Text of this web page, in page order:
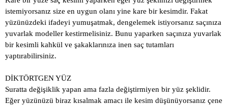
istemiyorsanız size en uygun olanı yine kare bir kesimdir. Fakat
yüzünüzdeki ifadeyi yumuşatmak, dengelemek istiyorsanız saçınıza
yuvarlak modeller kestirmelisiniz. Bunu yaparken saçınıza yuvarlak
bir kesimli kahkül ve şakaklarınıza inen saç tutamları
yaptırabilirsiniz.
DİKTÖRTGEN YÜZ
Suratta değişiklik yapan ama fazla değiştirmiyen bir yüz şeklidir.
Eğer yüzünüzü biraz kısalmak amacı ile kesim düşünüyorsanız çene